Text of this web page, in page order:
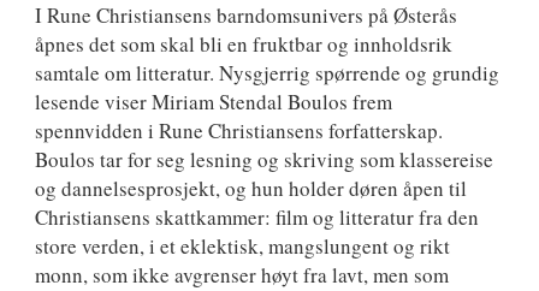
I Rune Christiansens barndomsunivers på Østerås
åpnes det som skal bli en fruktbar og innholdsrik
samtale om litteratur. Nysgjerrig spørrende og grundig
lesende viser Miriam Stendal Boulos frem
spennvidden i Rune Christiansens forfatterskap.
Boulos tar for seg lesning og skriving som klassereise
og dannelsesprosjekt, og hun holder døren åpen til
Christiansens skattkammer: film og litteratur fra den
store verden, i et eklektisk, mangslungent og rikt
monn, som ikke avgrenser høyt fra lavt, men som